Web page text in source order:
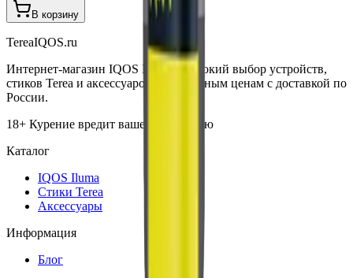
В корзину
TereaIQOS.ru
Интернет-магазин IQOS Iluma. Широкий выбор устройств,
стиков Terea и аксессуаров по выгодным ценам с доставкой по
России.
18+ Курение вредит вашему здоровью
Каталог
IQOS Iluma
Стики Terea
Аксессуары
Информация
Блог